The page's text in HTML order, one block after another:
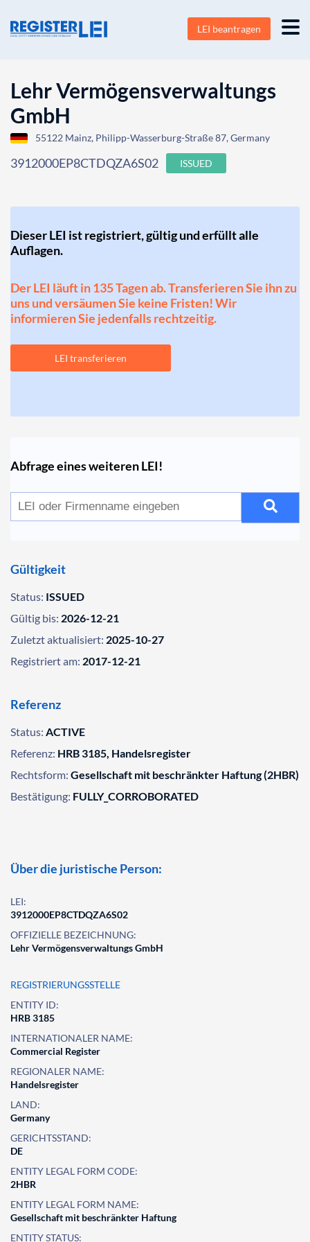
LEI beantragen
Lehr Vermögensverwaltungs
GmbH
55122 Mainz, Philipp-Wasserburg-Straße 87, Germany
3912000EP8CTDQZA6S02 ISSUED
Dieser LEI ist registriert, gültig und erfüllt alle
Auflagen.
Der LEI läuft in 135 Tagen ab. Transferieren Sie ihn zu
uns und versäumen Sie keine Fristen! Wir
informieren Sie jedenfalls rechtzeitig.
LEI transferieren
Abfrage eines weiteren LEI!
Gültigkeit
Status: ISSUED
Gültig bis: 2026-12-21
Zuletzt aktualisiert: 2025-10-27
Registriert am: 2017-12-21
Referenz
Status: ACTIVE
Referenz: HRB 3185, Handelsregister
Rechtsform: Gesellschaft mit beschränkter Haftung (2HBR)
Bestätigung: FULLY_CORROBORATED
Über die juristische Person:
LEI:
3912000EP8CTDQZA6S02
OFFIZIELLE BEZEICHNUNG:
Lehr Vermögensverwaltungs GmbH
REGISTRIERUNGSSTELLE
ENTITY ID:
HRB 3185
INTERNATIONALER NAME:
Commercial Register
REGIONALER NAME:
Handelsregister
LAND:
Germany
GERICHTSSTAND:
DE
ENTITY LEGAL FORM CODE:
2HBR
ENTITY LEGAL FORM NAME:
Gesellschaft mit beschränkter Haftung
ENTITY STATUS: